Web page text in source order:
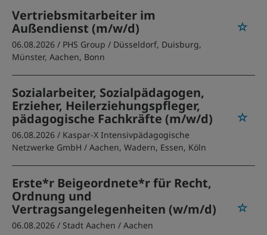
Vertriebsmitarbeiter im
Außendienst (m/w/d)
06.08.2026 / PHS Group / Düsseldorf, Duisburg,
Münster, Aachen, Bonn
Sozialarbeiter, Sozialpädagogen,
Erzieher, Heilerziehungspfleger,
pädagogische Fachkräfte (m/w/d)
06.08.2026 / Kaspar-X Intensivpädagogische
Netzwerke GmbH / Aachen, Wadern, Essen, Köln
Erste*r Beigeordnete*r für Recht,
Ordnung und
Vertragsangelegenheiten (w/m/d)
06.08.2026 / Stadt Aachen / Aachen